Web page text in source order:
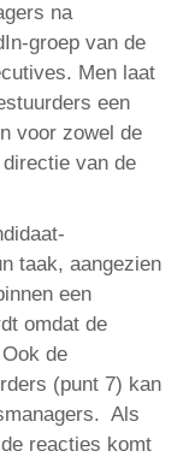
na
groep van de
Men laat
een
voor zowel de
van de
taak, aangezien
een
omdat de
de
(punt 7) kan
Als
reacties komt